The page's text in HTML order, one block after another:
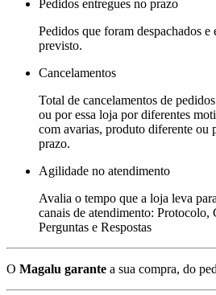
Pedidos entregues no prazo
Pedidos que foram despachados e
previsto.
Cancelamentos
Total de cancelamentos de
ou por essa loja por diferentes
com avarias, produto diferente ou
prazo.
Agilidade no atendimento
Avalia o tempo que a loja leva
canais de atendimento: Protocolo,
Perguntas e Respostas
O Magalu garante a sua compra, do